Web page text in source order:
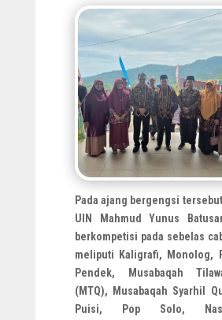
Pada ajang bergengsi
UIN Mahmud Yunus
berkompetisi pada sebelas
meliputi Kaligrafi, Monolog,
Pendek, Musabaqah
(MTQ), Musabaqah Syarhil
Puisi, Pop Solo,